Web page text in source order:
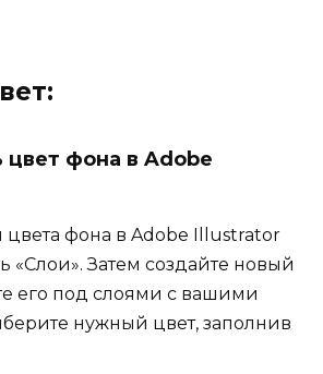
цвет фона в Adobe
фона в Adobe Illustrator
«Слои». Затем создайте новый
его под слоями с вашими
нужный цвет, заполнив